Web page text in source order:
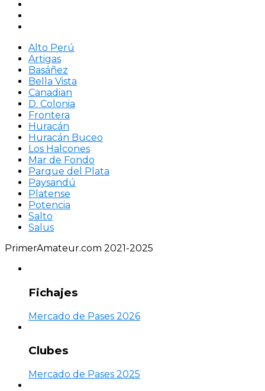
Alto Perú
Artigas
Basáñez
Bella Vista
Canadian
D. Colonia
Frontera
Huracán
Huracán Buceo
Los Halcones
Mar de Fondo
Parque del Plata
Paysandú
Platense
Potencia
Salto
Salus
PrimerAmateur.com 2021-2025
Fichajes
Mercado de Pases 2026
Clubes
Mercado de Pases 2025